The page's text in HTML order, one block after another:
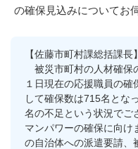
の確保見込みについてお
【佐藤市町村課総括課長】
被災市町村の人材確保
１日現在の応援職員の
して確保数は715名とな
名の不足という状況でご
マンパワーの確保に向け
の自治体への派遣要請、